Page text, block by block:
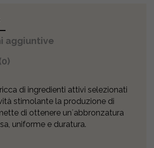
aggiuntive
di ingredienti attivi selezionati
stimolante la produzione di
di ottenere unʼabbronzatura
uniforme e duratura.